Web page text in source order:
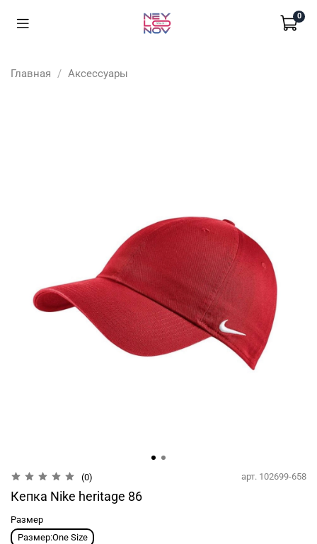
0
Главная Аксессуары
(0) арт. 102699-658
Кепка Nike heritage 86
Размер
Размер:One Size